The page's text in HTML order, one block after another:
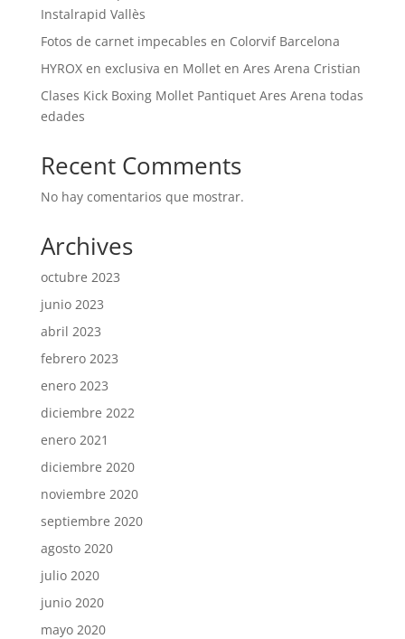
Instalrapid Vallès
Fotos de carnet impecables en Colorvif Barcelona
HYROX en exclusiva en Mollet en Ares Arena Cristian
Clases Kick Boxing Mollet Pantiquet Ares Arena todas
edades
Recent Comments
No hay comentarios que mostrar.
Archives
octubre 2023
junio 2023
abril 2023
febrero 2023
enero 2023
diciembre 2022
enero 2021
diciembre 2020
noviembre 2020
septiembre 2020
agosto 2020
julio 2020
junio 2020
mayo 2020